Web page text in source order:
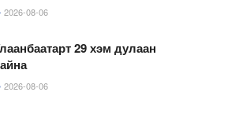
2026-08-06
29 хэм дулаан
2026-08-06